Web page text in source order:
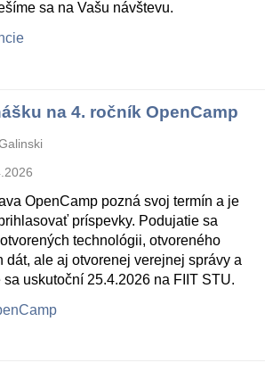
sa na Vašu návštevu.
na 4. ročník OpenCamp
OpenCamp pozná svoj termín a je
príspevky. Podujatie sa
technológii, otvoreného
dát, ale aj otvorenej verejnej správy a
uskutoční 25.4.2026 na FIIT STU.